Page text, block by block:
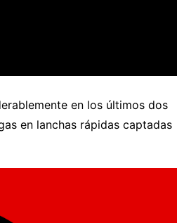
en los últimos dos
en lanchas rápidas captadas